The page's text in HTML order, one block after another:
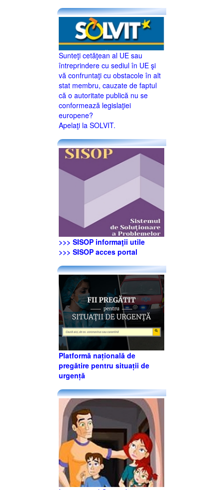
Sunteţi cetăţean al UE sau
întreprindere cu sediul în UE şi
vă confruntaţi cu obstacole în alt
stat membru, cauzate de faptul
că o autoritate publică nu se
conformează legislaţiei
europene?
Apelaţi la SOLVIT.
>>> SISOP informaţii utile
>>> SISOP acces portal
Platformă națională de
pregătire pentru situații de
urgență